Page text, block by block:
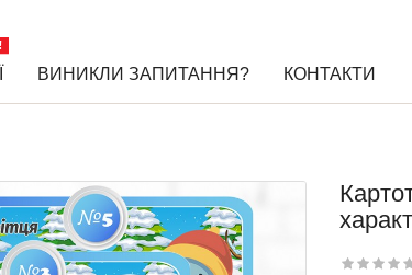
ВИНИКЛИ ЗАПИТАННЯ? КОНТАКТИ